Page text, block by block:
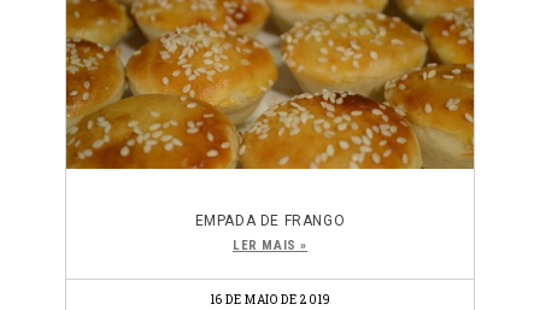
EMPADA DE FRANGO
LER MAIS »
16 DE MAIO DE 2019